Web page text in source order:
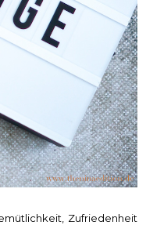
Zufriedenheit